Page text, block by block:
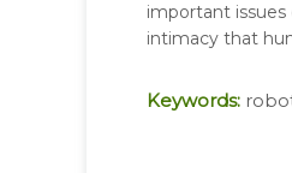
important issues
intimacy that
Keywords: